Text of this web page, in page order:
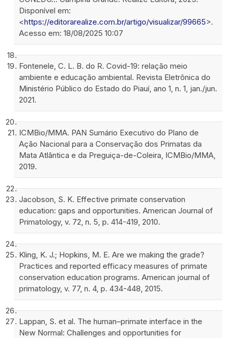
Disponível em:
<https://editorarealize.com.br/artigo/visualizar/99665>.
Acesso em: 18/08/2025 10:07
Fontenele, C. L. B. do R. Covid-19: relação meio
ambiente e educação ambiental. Revista Eletrônica do
Ministério Público do Estado do Piauí, ano 1, n. 1, jan./jun.
2021.
ICMBio/MMA. PAN Sumário Executivo do Plano de
Ação Nacional para a Conservação dos Primatas da
Mata Atlântica e da Preguiça-de-Coleira, ICMBio/MMA,
2019.
Jacobson, S. K. Effective primate conservation
education: gaps and opportunities. American Journal of
Primatology, v. 72, n. 5, p. 414-419, 2010.
Kling, K. J.; Hopkins, M. E. Are we making the grade?
Practices and reported efficacy measures of primate
conservation education programs. American journal of
primatology, v. 77, n. 4, p. 434-448, 2015.
Lappan, S. et al. The human–primate interface in the
New Normal: Challenges and opportunities for